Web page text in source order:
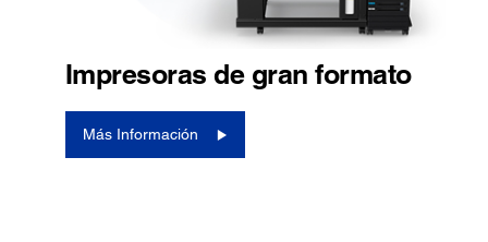
Impresoras de gran formato
Más Información